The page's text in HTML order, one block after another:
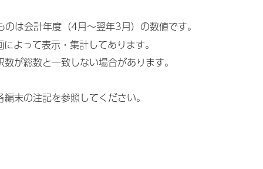
は会計年度（4月～翌年3月）の数値です。
よって表示・集計してあります。
が総数と一致しない場合があります。
末の注記を参照してください。